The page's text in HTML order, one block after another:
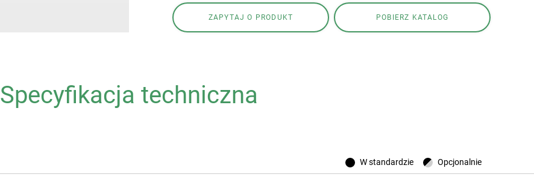
ZAPYTAJ O PRODUKT POBIERZ KATALOG
Specyfikacja techniczna
W standardzie Opcjonalnie
Connect